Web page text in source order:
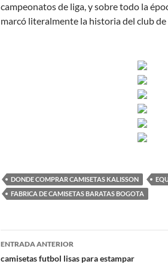
campeonatos de liga, y sobre todo la
marcó literalmente la historia del club
DONDE COMPRAR CAMISETAS KALISSON
FABRICA DE CAMISETAS BARATAS BOGOTA
Navegación
de
ENTRADA ANTERIOR
camisetas futbol lisas para estampar